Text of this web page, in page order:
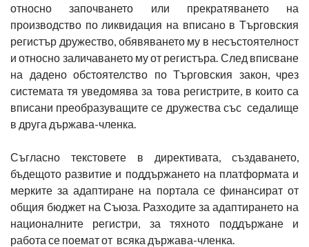
относно започването или прекратяването на
производство по ликвидация на вписано в Търговския
регистър дружество, обявяването му в несъстоятелност
и относно заличаването му от регистъра. След вписване
на дадено обстоятелство по Търговския закон, чрез
системата тя уведомява за това регистрите, в които са
вписани преобразуващите се дружества със седалище
в друга държава-членка.
Съгласно текстовете в директивата, създаването,
бъдещото развитие и поддържането на платформата и
мерките за адаптиране на портала се финансират от
общия бюджет на Съюза. Разходите за адаптирането на
националните регистри, за тяхното поддържане и
работа се поемат от всяка държава-членка.